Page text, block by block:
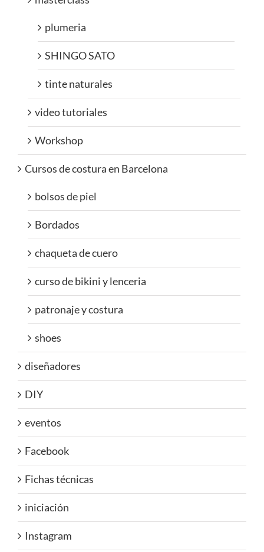
plumeria
SHINGO SATO
tinte naturales
video tutoriales
Workshop
Cursos de costura en Barcelona
bolsos de piel
Bordados
chaqueta de cuero
curso de bikini y lenceria
patronaje y costura
shoes
diseñadores
DIY
eventos
Facebook
Fichas técnicas
iniciación
Instagram